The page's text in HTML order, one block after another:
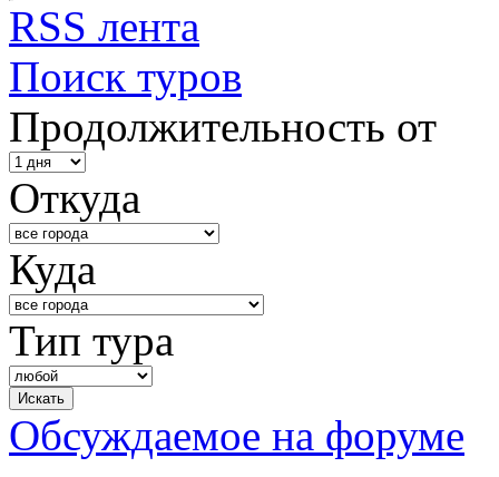
RSS лента
Поиск туров
Продолжительность от
Откуда
Куда
Тип тура
Обсуждаемое на форуме